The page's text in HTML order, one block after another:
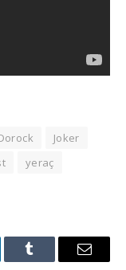
Joker
yeraç
Tumblr Email